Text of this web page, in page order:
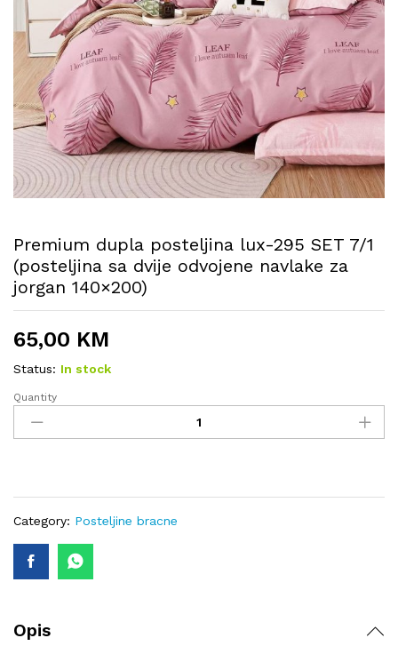
Premium dupla posteljina lux-295 SET 7/1
(posteljina sa dvije odvojene navlake za
jorgan 140×200)
65,00 KM
Status: In stock
Premium
dupla
posteljina
SET
7/1
dvije
za
Quantity
Category: Posteljine bracne
Opis